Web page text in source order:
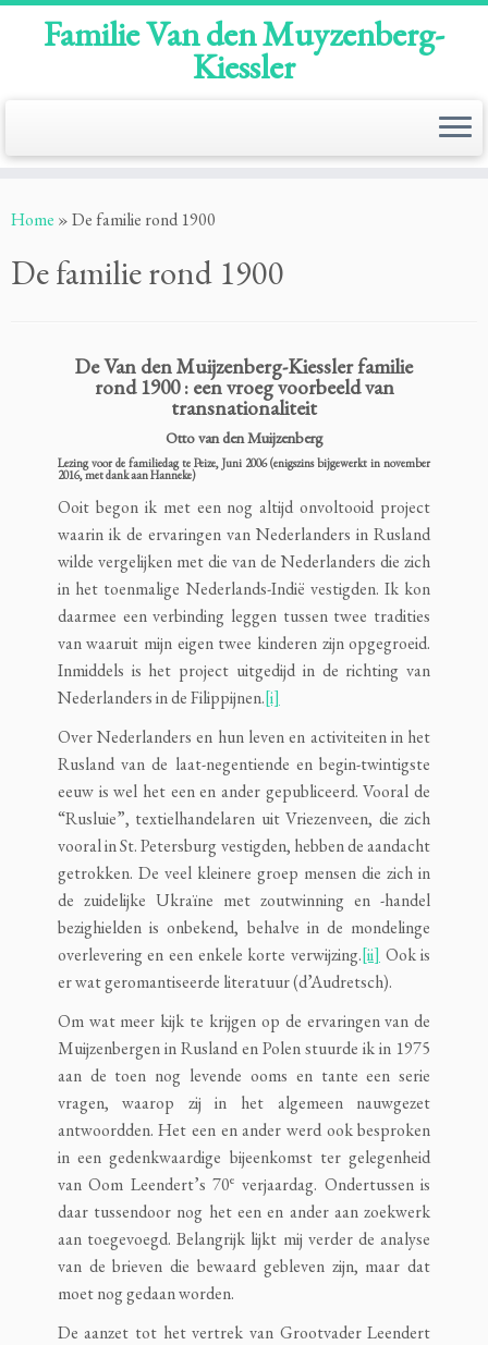
naar
Familie Van den Muyzenberg-
Kiessler
Home »De familie rond 1900
De familie rond 1900
De Van den Muijzenberg-Kiessler familie
rond 1900 : een vroeg voorbeeld van
transnationaliteit
Otto van den Muijzenberg
Lezing voor de familiedag te Peize, Juni 2006 (enigszins bijgewerkt in november
2016, met dank aan Hanneke)
Ooit begon ik met een nog altijd onvoltooid project
waarin ik de ervaringen van Nederlanders in Rusland
wilde vergelijken met die van de Nederlanders die zich
in het toenmalige Nederlands-Indië vestigden. Ik kon
daarmee een verbinding leggen tussen twee tradities
van waaruit mijn eigen twee kinderen zijn opgegroeid.
Inmiddels is het project uitgedijd in de richting van
Nederlanders in de Filippijnen.[i]
Over Nederlanders en hun leven en activiteiten in het
Rusland van de laat-negentiende en begin-twintigste
eeuw is wel het een en ander gepubliceerd. Vooral de
“Rusluie”, textielhandelaren uit Vriezenveen, die zich
vooral in St. Petersburg vestigden, hebben de aandacht
getrokken. De veel kleinere groep mensen die zich in
de zuidelijke Ukraïne met zoutwinning en -handel
bezighielden is onbekend, behalve in de mondelinge
overlevering en een enkele korte verwijzing.[ii] Ook is
er wat geromantiseerde literatuur (d’Audretsch).
Om wat meer kijk te krijgen op de ervaringen van de
Muijzenbergen in Rusland en Polen stuurde ik in 1975
aan de toen nog levende ooms en tante een serie
vragen, waarop zij in het algemeen nauwgezet
antwoordden. Het een en ander werd ook besproken
in een gedenkwaardige bijeenkomst ter gelegenheid
van Oom Leendert’s 70e verjaardag. Ondertussen is
daar tussendoor nog het een en ander aan zoekwerk
aan toegevoegd. Belangrijk lijkt mij verder de analyse
van de brieven die bewaard gebleven zijn, maar dat
moet nog gedaan worden.
De aanzet tot het vertrek van Grootvader Leendert